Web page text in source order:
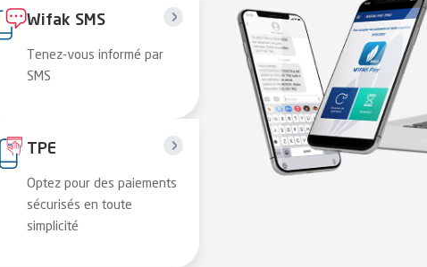
Wifak SMS
Tenez-vous informé par
SMS
TPE
Optez pour des paiements
sécurisés en toute
simplicité